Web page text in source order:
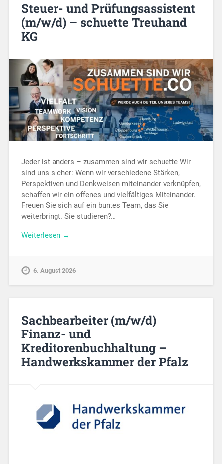
Steuer- und Prüfungsassistent
(m/w/d) – schuette Treuhand
KG
Jeder ist anders – zusammen sind wir schuette Wir
sind uns sicher: Wenn wir verschiedene Stärken,
Perspektiven und Denkweisen miteinander verknüpfen,
schaffen wir ein offenes und vielfältiges Miteinander.
Freuen Sie sich auf ein buntes Team, das Sie
weiterbringt. Sie studieren?…
Weiterlesen →
6. August 2026
Sachbearbeiter (m/w/d)
Finanz- und
Kreditorenbuchhaltung –
Handwerkskammer der Pfalz